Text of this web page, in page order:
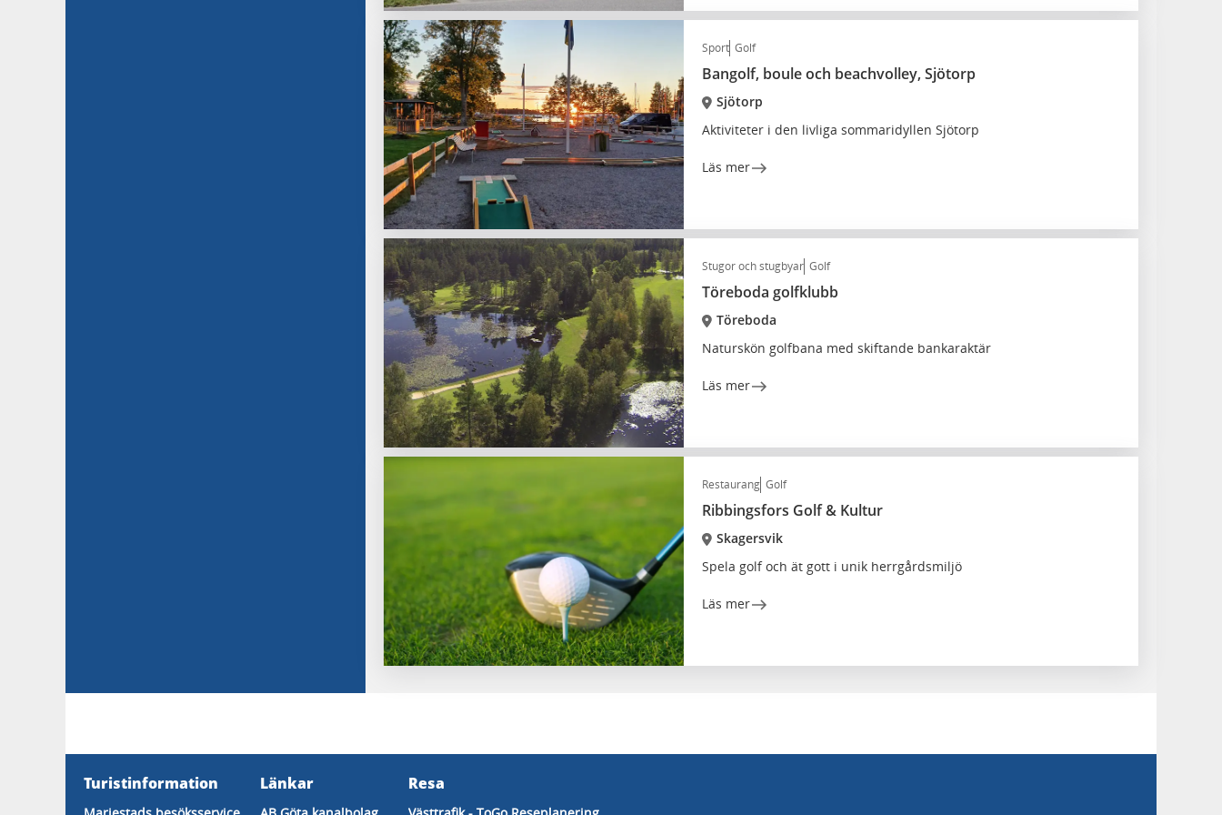
Sport Golf
Bangolf, boule och beachvolley, Sjötorp
Sjötorp
Aktiviteter i den livliga sommaridyllen Sjötorp
Läs mer
Stugor och stugbyar Golf
Töreboda golfklubb
Töreboda
Naturskön golfbana med skiftande bankaraktär
Läs mer
Restaurang Golf
Ribbingsfors Golf & Kultur
Skagersvik
Spela golf och ät gott i unik herrgårdsmiljö
Läs mer
Turistinformation Länkar Resa